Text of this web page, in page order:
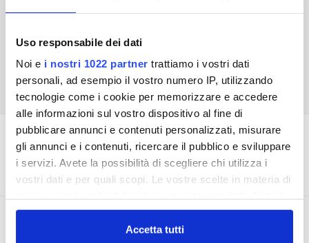
Uso responsabile dei dati
Noi e i nostri 1022 partner trattiamo i vostri dati
personali, ad esempio il vostro numero IP, utilizzando
tecnologie come i cookie per memorizzare e accedere
alle informazioni sul vostro dispositivo al fine di
pubblicare annunci e contenuti personalizzati, misurare
gli annunci e i contenuti, ricercare il pubblico e sviluppare
i servizi. Avete la possibilità di scegliere chi utilizza i
vostri dati e per quali scopi. Le vostre scelte in materia di
in cui avete effettuato le vostre scelte. È possibile
modificare o revocare il proprio consenso in qualsiasi
Accetta tutti
I NOSTRI CANALI ONLINE
CONTROLLO DELL'ACQUA